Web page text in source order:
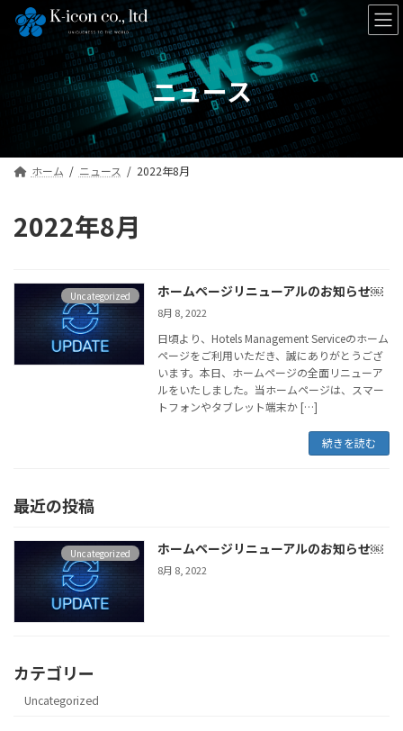
ニュース
ホーム ニュース 2022年8月
2022年8月
Uncategorized ホームページリニューアルのお知らせ￼
8月 8, 2022
日頃より、Hotels Management Serviceのホーム
ページをご利用いただき、誠にありがとうござ
います。本日、ホームページの全面リニューア
ルをいたしました。当ホームページは、スマー
トフォンやタブレット端末か […]
続きを読む
最近の投稿
Uncategorized ホームページリニューアルのお知らせ￼
8月 8, 2022
カテゴリー
Uncategorized